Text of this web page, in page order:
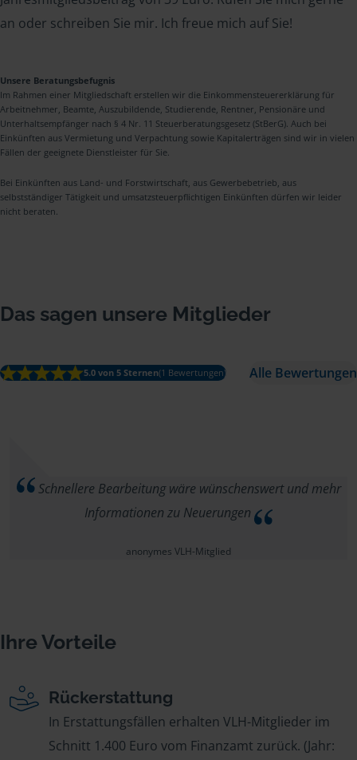
an oder schreiben Sie mir. Ich freue mich auf Sie!
Unsere Beratungsbefugnis
Im Rahmen einer Mitgliedschaft erstellen wir die Einkommensteuererklärung für
Arbeitnehmer, Beamte, Auszubildende, Studierende, Rentner, Pensionäre und
Unterhaltsempfänger nach § 4 Nr. 11 Steuerberatungsgesetz (StBerG). Auch bei
Einkünften aus Vermietung und Verpachtung sowie Kapitalerträgen sind wir in vielen
Fällen der geeignete Dienstleister für Sie.
Bei Einkünften aus Land- und Forstwirtschaft, aus Gewerbebetrieb, aus
selbstständiger Tätigkeit und umsatzsteuerpflichtigen Einkünften dürfen wir leider
nicht beraten.
Das sagen unsere Mitglieder
5.0 von 5 Sternen(1 Bewertungen) Alle Bewertungen
Schnellere Bearbeitung wäre wünschenswert und mehr
Informationen zu Neuerungen
anonymes VLH-Mitglied
Ihre Vorteile
Rückerstattung
In Erstattungsfällen erhalten VLH-Mitglieder im
Schnitt 1.400 Euro vom Finanzamt zurück. (Jahr: